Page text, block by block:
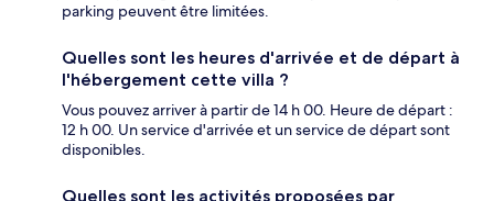
parking peuvent être limitées.
Quelles sont les heures d'arrivée et de départ à
l'hébergement cette villa ?
Vous pouvez arriver à partir de 14 h 00. Heure de départ :
12 h 00. Un service d'arrivée et un service de départ sont
disponibles.
Quelles sont les activités proposées par